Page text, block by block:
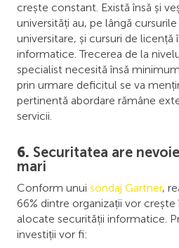
crește constant. Există însă și
universități au, pe lângă
universitare, și cursuri de
informatice. Trecerea de la
specialist necesită însă
prin urmare deficitul se va
pertinentă abordare rămâne
servicii.
6. Securitatea are
mari
Conform unui sondaj Gartner,
66% dintre organizații vor
alocate securității informatice.
investiții vor fi: